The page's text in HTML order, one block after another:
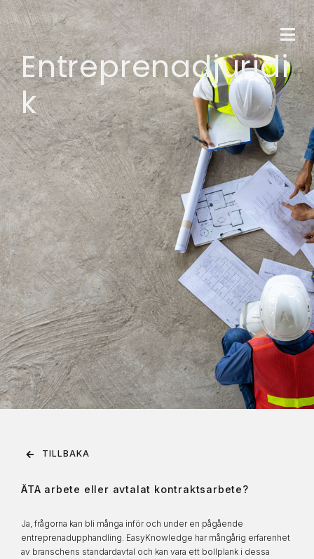
Entreprenadjuridi
k
TILLBAKA
ÄTA arbete eller avtalat kontraktsarbete?
Ja, frågorna kan bli många inför och under en pågående
entreprenadupphandling. EasyKnowledge har mångårig erfarenhet
av branschens standardavtal och kan vara ett bollplank i dessa